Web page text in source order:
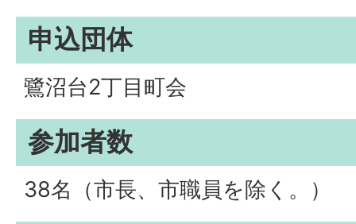
申込団体
鷺沼台2丁目町会
参加者数
38名（市長、市職員を除く。）